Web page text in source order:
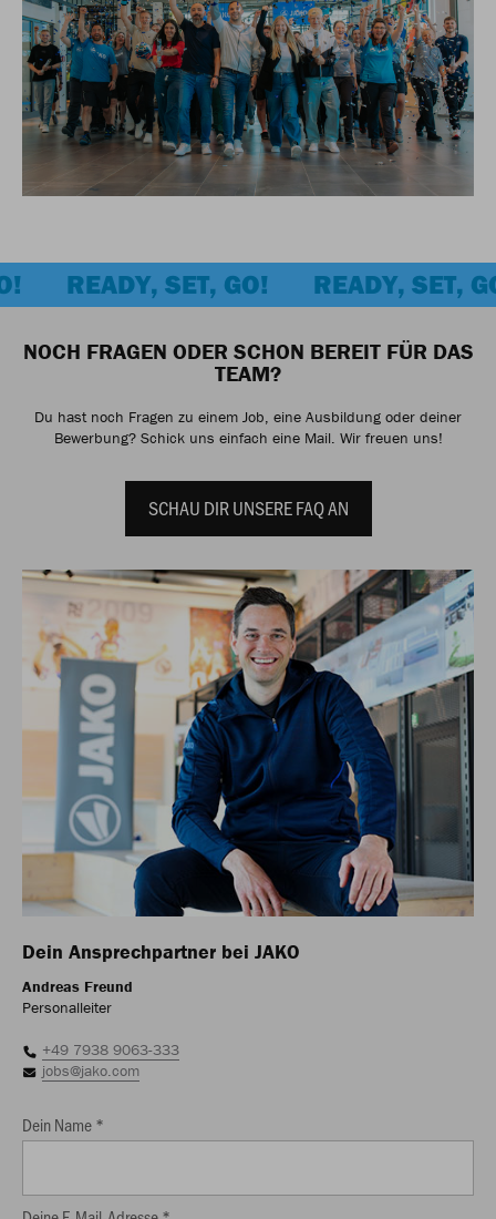
READY, SET, GO! READY, SET,
NOCH FRAGEN ODER SCHON BEREIT FÜR DAS
TEAM?
Du hast noch Fragen zu einem Job, eine Ausbildung oder deiner
Bewerbung? Schick uns einfach eine Mail. Wir freuen uns!
SCHAU DIR UNSERE FAQ AN
Dein Ansprechpartner bei JAKO
Andreas Freund
Personalleiter
+49 7938 9063-333
jobs@jako.com
Dein Name *